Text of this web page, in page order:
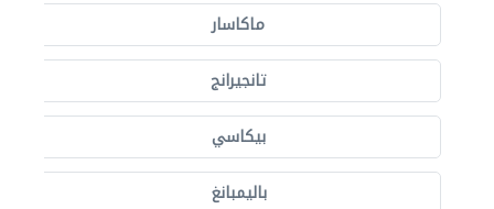
ماكاسار
تانجيرانج
بيكاسي
باليمبانغ